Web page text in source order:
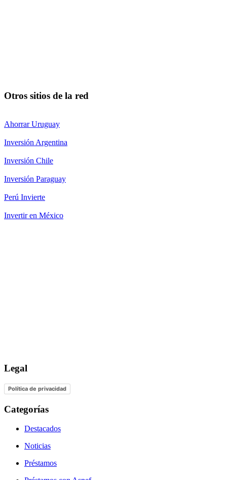
Otros sitios de la red
Ahorrar Uruguay
Inversión Argentina
Inversión Chile
Inversión Paraguay
Perú Invierte
Invertir en México
Legal
Política de privacidad
Categorías
Destacados
Noticias
Préstamos